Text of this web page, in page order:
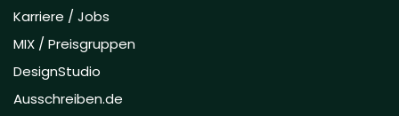
Karriere / Jobs
MIX / Preisgruppen
DesignStudio
Ausschreiben.de